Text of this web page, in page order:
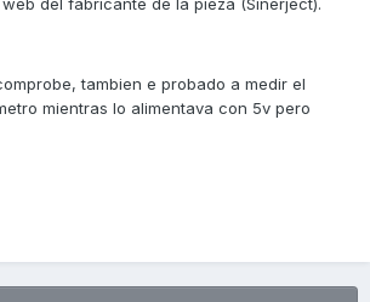
del fabricante de la pieza (Sinerject).
tambien e probado a medir el
mientras lo alimentava con 5v pero